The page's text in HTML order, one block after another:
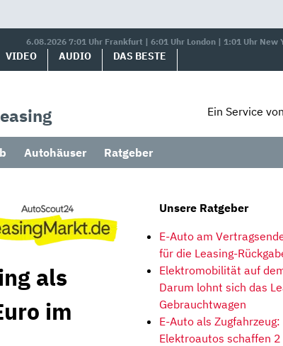
6.08.2026 7:01 Uhr Frankfurt | 6:01 Uhr London | 1:01 Uhr New
VIDEO AUDIO DAS BESTE
Ein Service von
Autohäuser Ratgeber
als
im
Unsere Ratgeber
E-Auto am
für die Leasing-
Elektromobilität auf
Darum lohnt sich das
Gebrauchtwagen
E-Auto als Zugfahrzeug:
Elektroautos schaffen 2